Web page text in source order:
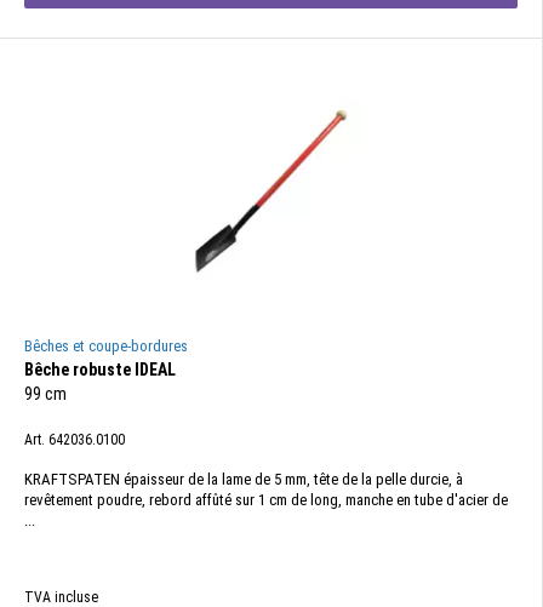
Bêches et coupe-bordures
Bêche robuste IDEAL
99 cm
Art. 642036.0100
KRAFTSPATEN épaisseur de la lame de 5 mm, tête de la pelle durcie, à
revêtement poudre, rebord affûté sur 1 cm de long, manche en tube d'acier de
...
TVA incluse